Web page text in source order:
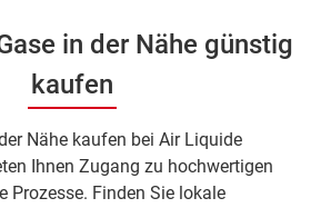
in der Nähe günstig
kaufen
Nähe kaufen bei Air Liquide
Ihnen Zugang zu hochwertigen
Prozesse. Finden Sie lokale